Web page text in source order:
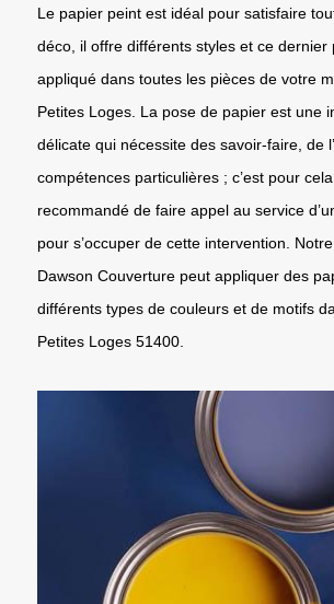
Le papier peint est idéal pour satisfaire
déco, il offre différents styles et ce dernier
appliqué dans toutes les pièces de votre
Petites Loges. La pose de papier est une
délicate qui nécessite des savoir-faire, de
compétences particulières ; c’est pour cela
recommandé de faire appel au service
pour s’occuper de cette intervention.
Dawson Couverture peut appliquer des
différents types de couleurs et de motifs
Petites Loges 51400.